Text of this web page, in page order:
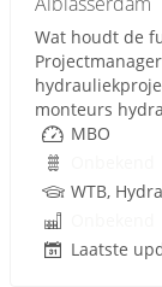
Wat houdt de
monteurs
MBO
WTB,
Laatste